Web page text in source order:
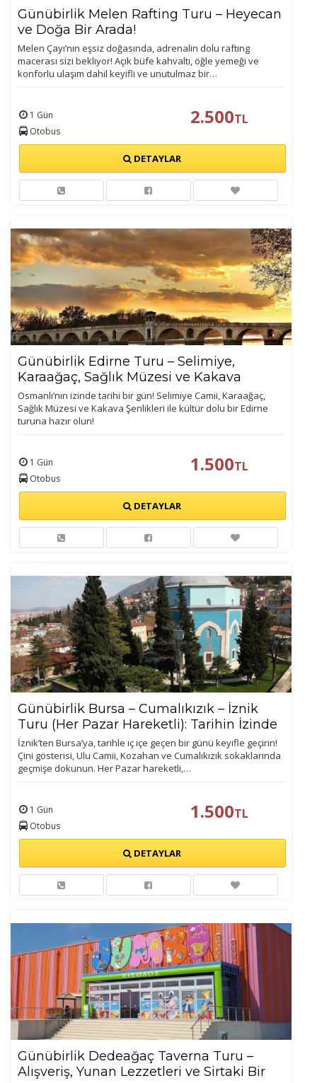
İstatistik Çerezleri
Ziyaretçilerin siteyi nasıl kullandığını anonim olarak
ölçeriz. Hangi sayfaların popüler olduğunu ve
kullanıcıların nerede zorluk yaşadığını anlamamıza
Pazarlama Çerezleri
Size ve ilgi alanlarınıza uygun reklamlar göstermek için
kullanılır. Kapatırsanız reklamları görmeye devam
Tercihleri Kaydet
Günübirlik Melen Rafting Turu – Heyecan
ve Doğa Bir Arada!
Melen Çayı’nın eşsiz doğasında, adrenalin dolu rafting
macerası sizi bekliyor! Açık büfe kahvaltı, öğle yemeği ve
konforlu ulaşım dahil keyifli ve unutulmaz bir…
1 Gün
Otobus
2.500TL
DETAYLAR
Günübirlik Edirne Turu – Selimiye,
Karaağaç, Sağlık Müzesi ve Kakava
Şenlikleriyle Unutulmaz Bir Gün!
Osmanlı’nın izinde tarihi bir gün! Selimiye Camii, Karaağaç,
Sağlık Müzesi ve Kakava Şenlikleri ile kültür dolu bir Edirne
turuna hazır olun!
1 Gün
Otobus
1.500TL
DETAYLAR
Günübirlik Bursa – Cumalıkızık – İznik
Turu (Her Pazar Hareketli): Tarihin İzinde
Bir Gün:
İznik’ten Bursa’ya, tarihle iç içe geçen bir günü keyifle geçirin!
Çini gösterisi, Ulu Camii, Kozahan ve Cumalıkızık sokaklarında
geçmişe dokunun. Her Pazar hareketli,…
1 Gün
Otobus
1.500TL
DETAYLAR
Günübirlik Dedeağaç Taverna Turu –
Alışveriş, Yunan Lezzetleri ve Sirtaki Bir